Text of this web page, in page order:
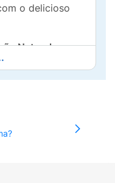
o delicioso
Natural:
comoPré-